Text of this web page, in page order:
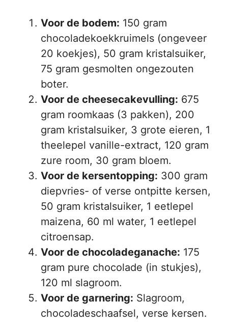
Voor de bodem: 150 gram
chocoladekoekkruimels (ongeveer
20 koekjes), 50 gram kristalsuiker,
75 gram gesmolten ongezouten
boter.
Voor de cheesecakevulling: 675
gram roomkaas (3 pakken), 200
gram kristalsuiker, 3 grote eieren, 1
theelepel vanille-extract, 120 gram
zure room, 30 gram bloem.
Voor de kersentopping: 300 gram
diepvries- of verse ontpitte kersen,
50 gram kristalsuiker, 1 eetlepel
maizena, 60 ml water, 1 eetlepel
citroensap.
Voor de chocoladeganache: 175
gram pure chocolade (in stukjes),
120 ml slagroom.
Voor de garnering: Slagroom,
chocoladeschaafsel, verse kersen.